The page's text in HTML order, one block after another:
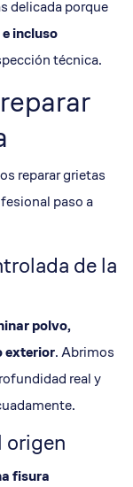
delicada porque
incluso
técnica.
reparar grietas
paso a
de la
polvo,
exterior. Abrimos
real y
fisura